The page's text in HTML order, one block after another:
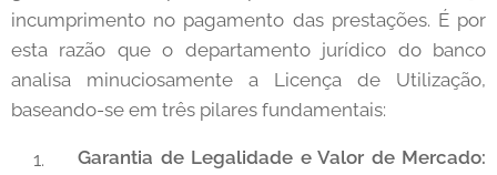
incumprimento no pagamento das prestações. É por
esta razão que o departamento jurídico do banco
analisa minuciosamente a Licença de Utilização,
baseando-se em três pilares fundamentais:
Garantia de Legalidade e Valor de Mercado: